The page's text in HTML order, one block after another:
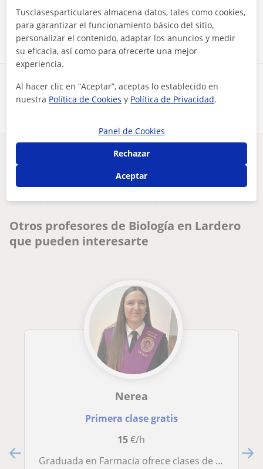
Comparte a este profesor
Contactar ahora
¿Hay algún error en este perfil?
Tus clases particulares Biología La Rioja
Lardero
Otros profesores de Biología en Lardero
que pueden interesarte
Nerea
Primera clase gratis
15€/h
Graduada en Farmacia ofrece clases de Biología y Bioquímica desde ESO hasta nivel universitario
Tusclasesparticulares almacena datos, tales como cookies,
para garantizar el funcionamiento básico del sitio,
personalizar el contenido, adaptar los anuncios y medir
su eficacia, así como para ofrecerte una mejor
experiencia.
Al hacer clic en “Aceptar”, aceptas lo establecido en
nuestra Política de Cookies y Política de Privacidad.
Panel de Cookies
Rechazar
Aceptar